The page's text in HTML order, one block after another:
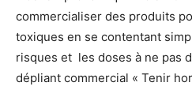
commercialiser des produits
toxiques en se contentant
risques et les doses à ne pas
dépliant commercial « Tenir